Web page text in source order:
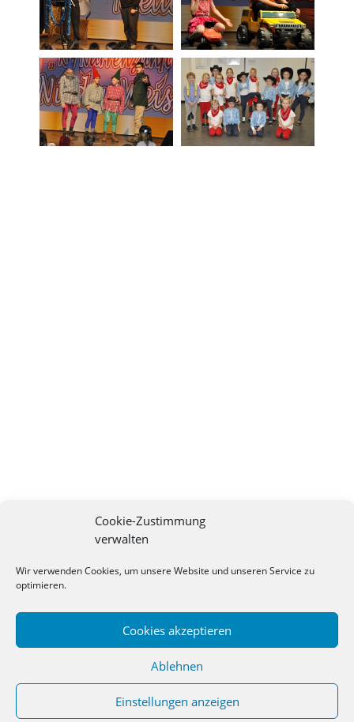
Cookie-Zustimmung
verwalten
Wir verwenden Cookies, um unsere Website und unseren Service zu
optimieren.
Cookies akzeptieren
Ablehnen
Einstellungen anzeigen